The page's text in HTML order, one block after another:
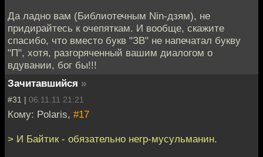
Да ладно вам (Библиотечным Nin-дзям), не
придирайтесь к очепяткам. И вообще, скажите
спасибо, что вместо букв "ЗВ" не напечатал букву
"П", хотя, разгоряченный вашим диалогом о
вдувании, бог бы!!!
Зачитавшийся »
#31 | 06.11.11 21:21
Кому: Polaris, #17
> И Байтик - обязательно негр-мусульманин.